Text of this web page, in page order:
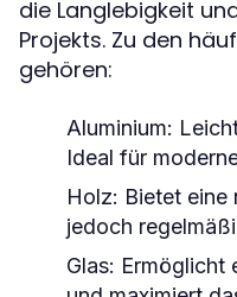
die Langlebigkeit
Projekts. Zu den
gehören:
Aluminium:
Ideal für
Holz: Bietet
jedoch
Glas: Ermöglicht